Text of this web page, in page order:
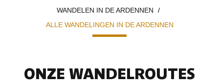
WANDELEN IN DE ARDENNEN
ALLE WANDELINGEN IN DE ARDENNEN
ONZE WANDELROUTES